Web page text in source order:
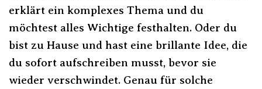
erklärt ein komplexes Thema und du
möchtest alles Wichtige festhalten. Oder du
bist zu Hause und hast eine brillante Idee, die
du sofort aufschreiben musst, bevor sie
wieder verschwindet. Genau für solche